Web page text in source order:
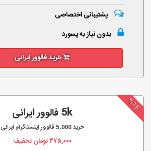
پشتیبانی اختصاصی
بدون نیاز به پسورد
خرید فالوور ایرانی
%15
5k فالوور ایرانی
خرید5,000فالوور اینستاگرام ایرانی
۳۷۵,۰۰۰تومان تخفیف